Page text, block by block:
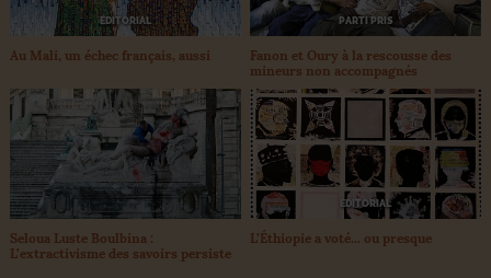
ÉDITORIAL
Au Mali, un échec français, aussi
PARTI PRIS
Fanon et Oury à la rescousse des
mineurs non accompagnés
Seloua Luste Boulbina :
L’extractivisme des savoirs persiste
ÉDITORIAL
L’Éthiopie a voté... ou presque